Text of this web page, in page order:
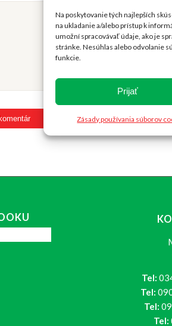
Na poskytovanie tých najlepších
na ukladanie a/alebo prístup k
umožní spracovávať údaje, ako je
stránke. Nesúhlas alebo odvolanie
funkcie.
Prijať
Zásady používania súborov
Tel:
Tel:
Tel:
Tel: